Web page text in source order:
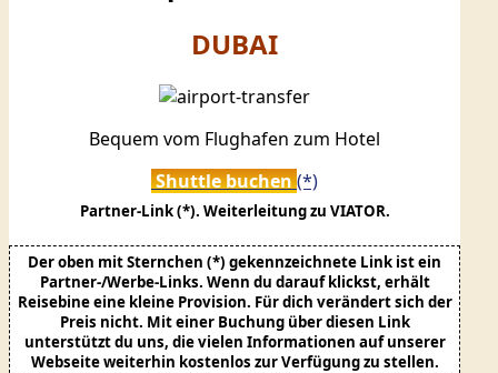
DUBAI
Bequem vom Flughafen zum Hotel
Shuttle buchen
Partner-Link (*). Weiterleitung zu VIATOR.
Der oben mit Sternchen (*) gekennzeichnete Link ist ein
Partner-/Werbe-Links. Wenn du darauf klickst, erhält
Reisebine eine kleine Provision. Für dich verändert sich der
Preis nicht. Mit einer Buchung über diesen Link
unterstützt du uns, die vielen Informationen auf unserer
Webseite weiterhin kostenlos zur Verfügung zu stellen.